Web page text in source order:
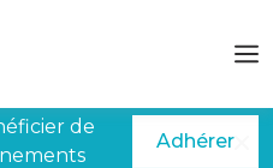
de
Adhérer